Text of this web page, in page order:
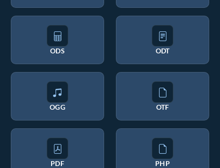
ODS ODT
OGG OTF
PDF PHP